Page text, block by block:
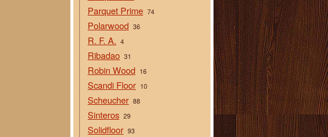
Parquet Prime 74
Polarwood 36
R. F. A. 4
Ribadao 31
Robin Wood 16
Scandi Floor 10
Scheucher 88
Sinteros 29
Solidfloor 93